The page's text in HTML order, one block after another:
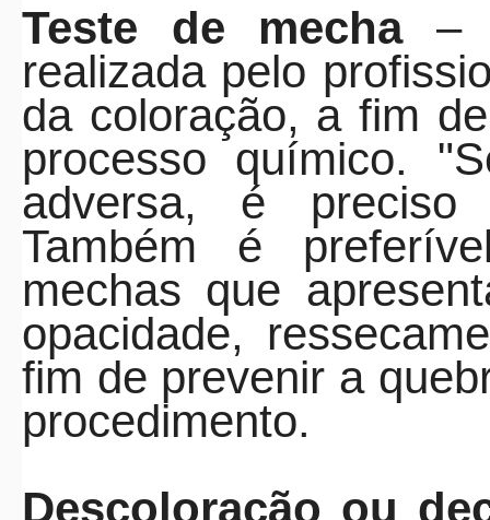
Teste de mecha–
realizada pelo
da coloração, a fim
processo químico.
adversa, é preciso
Também é
mechas que
opacidade,
fim de prevenir a
procedimento.
Descoloração ou